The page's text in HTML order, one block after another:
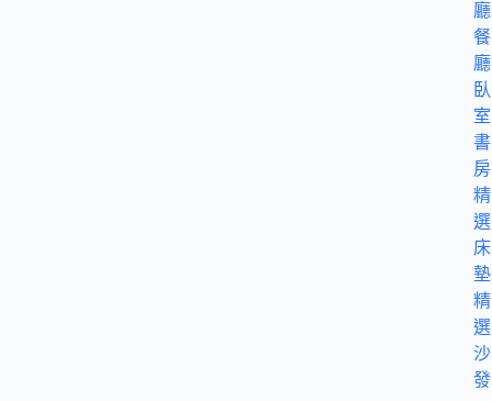
廳
餐
廳
臥
室
書
房
精
選
床
墊
精
選
沙
發